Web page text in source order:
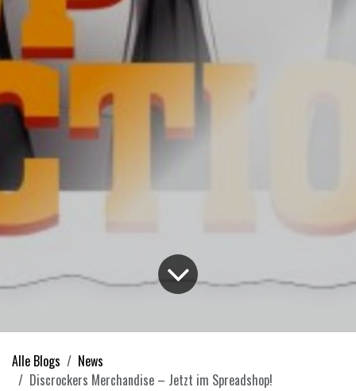
Alle Blogs
News
Discrockers Merchandise – Jetzt im Spreadshop!